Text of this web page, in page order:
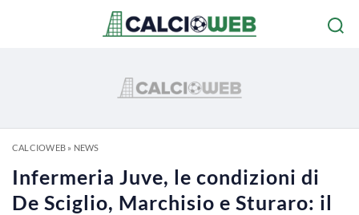
CALCIOWEB» NEWS
Infermeria Juve, le condizioni di
De Sciglio, Marchisio e Sturaro: il